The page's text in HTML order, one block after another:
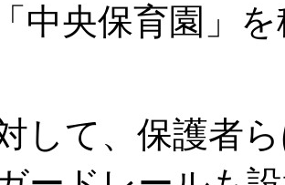
中央保育園」
して、保護者